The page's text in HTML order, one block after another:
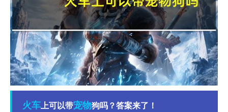
火车上可以带宠物狗吗？答案来了！